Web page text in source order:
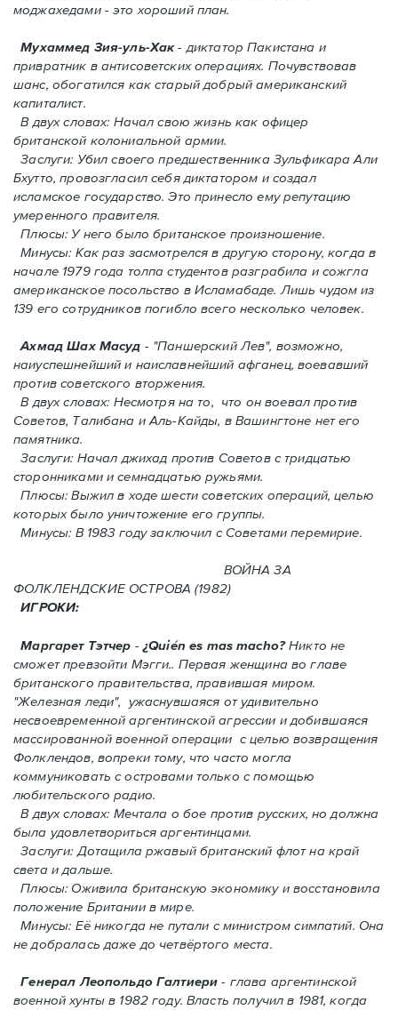
моджахедами - это хороший план.
Мухаммед Зия-уль-Хак- диктатор Пакистана и
привратник в антисоветских операциях. Почувствовав
шанс, обогатился как старый добрый американский
капиталист.
В двух словах: Начал свою жизнь как офицер
британской колониальной армии.
Заслуги: Убил своего предшественника Зульфикара Али
Бхутто, провозгласил себя диктатором и создал
исламское государство. Это принесло ему репутацию
умеренного правителя.
Плюсы: У него было британское произношение.
Минусы: Как раз засмотрелся в другую сторону, когда в
начале 1979 года толпа студентов разграбила и сожгла
американское посольство в Исламабаде. Лишь чудом из
139 его сотрудников погиблo всего несколько человек.
Ахмад Шах Масуд - "Паншерский Лев", возможно,
наиуспешнейший и наиславнейший афганец, воевавший
против советского вторжения.
В двух словах: Hесмотря на то, что он воевал против
Советов, Талибана и Аль-Кайды, в Вашингтоне нет его
памятника.
Заслуги: Начал джихад против Советов с тридцатью
сторонниками и семнадцатью ружьями.
Плюсы: Выжил в ходе шести советских операций, целью
которых было уничтожение его группы.
Минусы: В 1983 году заключил с Советами перемирие.
ВОЙНА ЗА
ФОЛКЛЕНДСКИЕ ОСТРОВА (1982)
ИГРОКИ:
Маргарет Тэтчер -¿Quién es mas macho?Никто не
сможет превзойти Мэгги.. Первая женщина во главе
британского правительства, правившая миром.
"Железная леди", ужаснувшаяся от удивительно
несвоевременной аргентинской агрессии и добившаяся
массированной военной операции с целью возвращения
Фолклендов, вопреки тому, что часто могла
коммуниковать с островами только с помощью
любительского радио.
В двух словах: Мечтала о бое против русских, но должна
была удовлетвориться аргентинцами.
Заслуги: Дотащила ржавый британский флот на край
света и дальше.
Плюсы: Оживила британскую экономику и восстановила
положение Британии в мире.
Минусы: Её никогда не путали с министром симпатий. Oнa
не добралась даже до четвёртого места.
Генерал Леопольдо Галтиери - глава аргентинской
военной хунты в 1982 году. Власть получил в 1981, когда